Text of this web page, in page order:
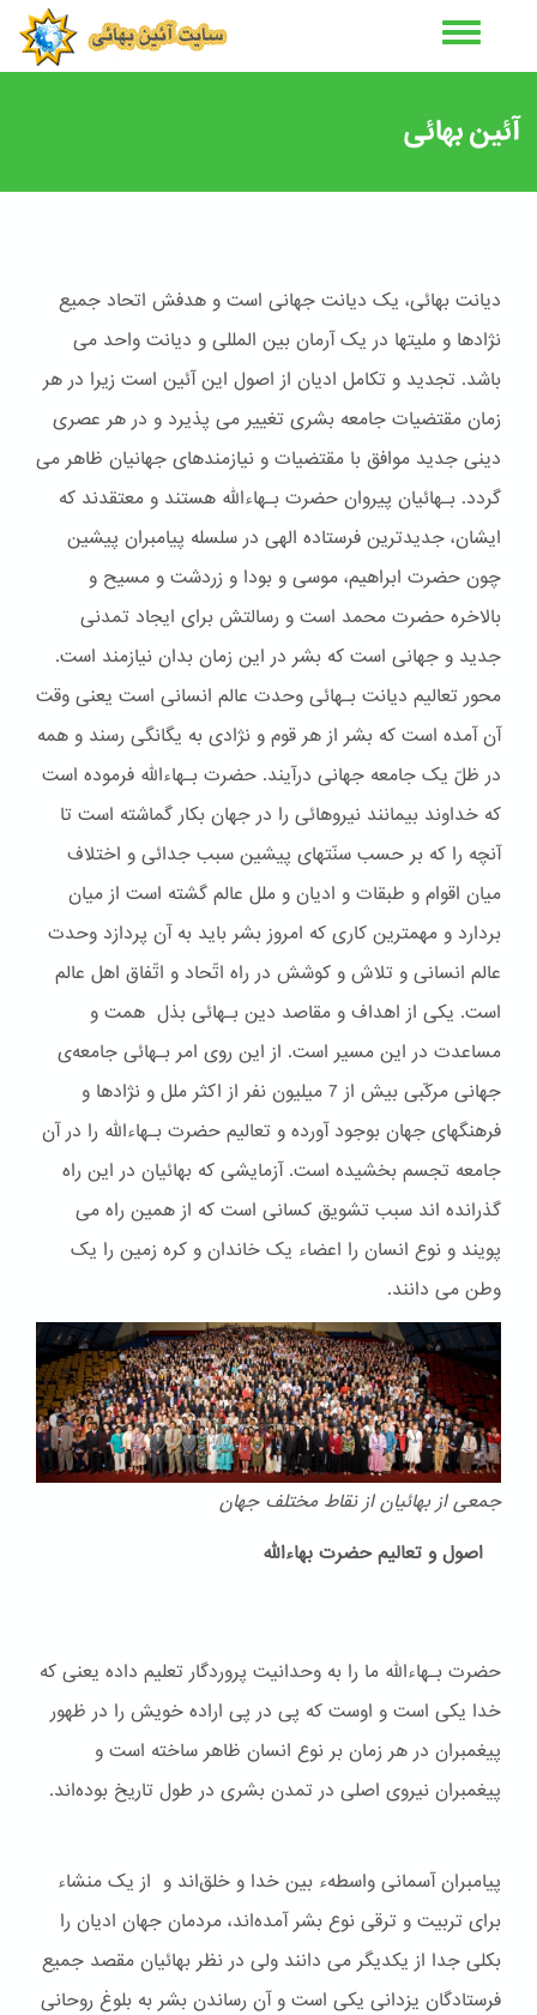
آئین بهائی
دیانت بهائی، یک دیانت جهانی است و هدفش اتحاد جمیع
نژادها و ملیتها در یک آرمان بین المللی و دیانت واحد می
باشد. تجدید و تکامل ادیان از اصول این آئین است زیرا در هر
زمان مقتضیات جامعه بشری تغییر می پذیرد و در هر عصری
دینی جدید موافق با مقتضیات و نیازمندهای جهانیان ظاهر می
گردد. بـهائیان پیروان حضرت بـهاءالله هستند و معتقدند که
ایشان، جدیدترین فرستاده الهی در سلسله پیامبران پیشین
چون حضرت ابراهیم، موسی و بودا و زردشت و مسیح و
بالاخره حضرت محمد است و رسالتش برای ایجاد تمدنی
جدید و جهانی است که بشر در این زمان بدان نیازمند است.
محور تعالیم دیانت بـهائی وحدت عالم انسانی است یعنی وقت
آن آمده است که بشر از هر قوم و نژادی به یگانگی رسند و همه
در ظلّ یک جامعه جهانی درآیند. حضرت بـهاءالله فرموده است
که خداوند بیمانند نیروهائی را در جهان بکار گماشته است تا
آنچه را که بر حسب سنّتهای پیشین سبب جدائی و اختلاف
میان اقوام و طبقات و ادیان و ملل عالم گشته است از میان
بردارد و مهمترین کاری که امروز بشر باید به آن پردازد وحدت
عالم انسانی و تلاش و کوشش در راه اتّحاد و اتّفاق اهل عالم
است. یکی از اهداف و مقاصد دین بـهائی بذل همت و
مساعدت در این مسیر است. از این روی امر بـهائی جامعه‌ی
جهانی مرکّبی بیش از 7 میلیون نفر از اکثر ملل و نژادها و
فرهنگهای جهان بوجود آورده و تعالیم حضرت بـهاءالله را در آن
جامعه تجسم بخشیده است. آزمایشی که بهائیان در این راه
گذرانده اند سبب تشویق کسانی است که از همین راه می
پویند و نوع انسان را اعضاء یک خاندان و کره زمین را یک
وطن می دانند.
جمعی از بهائیان از نقاط مختلف جهان
اصول و تعالیم حضرت بهاءالله
حضرت بـهاءالله ما را به وحدانیت پروردگار تعلیم داده یعنی که
خدا یکی است و اوست که پی در پی اراده خویش را در ظهور
پیغمبران در هر زمان بر نوع انسان ظاهر ساخته است و
پیغمبران نیروی اصلی در تمدن بشری در طول تاریخ بوده‌اند.
پیامبران آسمانی واسطهء بین خدا و خلق‌اند و از یک منشاء
برای تربیت و ترقی نوع بشر آمده‌اند، مردمان جهان ادیان را
بکلی جدا از یکدیگر می دانند ولی در نظر بهائیان مقصد جمیع
فرستادگان یزدانی یکی است و آن رساندن بشر به بلوغ روحانی